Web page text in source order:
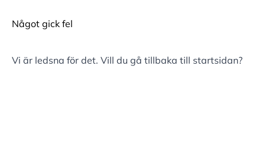
Något gick fel
Vi är ledsna för det. Vill du gå tillbaka till startsidan?